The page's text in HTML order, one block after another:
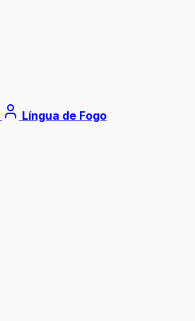
Língua de Fogo